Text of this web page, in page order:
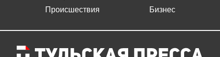
Происшествия
Бизнес